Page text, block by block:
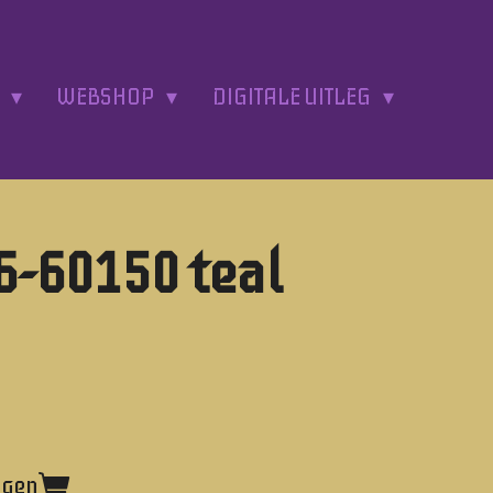
WEBSHOP DIGITALE UITLEG
60150 teal